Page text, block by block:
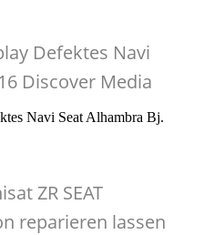
Defektes Navi
Discover Media
Navi Seat Alhambra Bj.
ZR SEAT
reparieren lassen